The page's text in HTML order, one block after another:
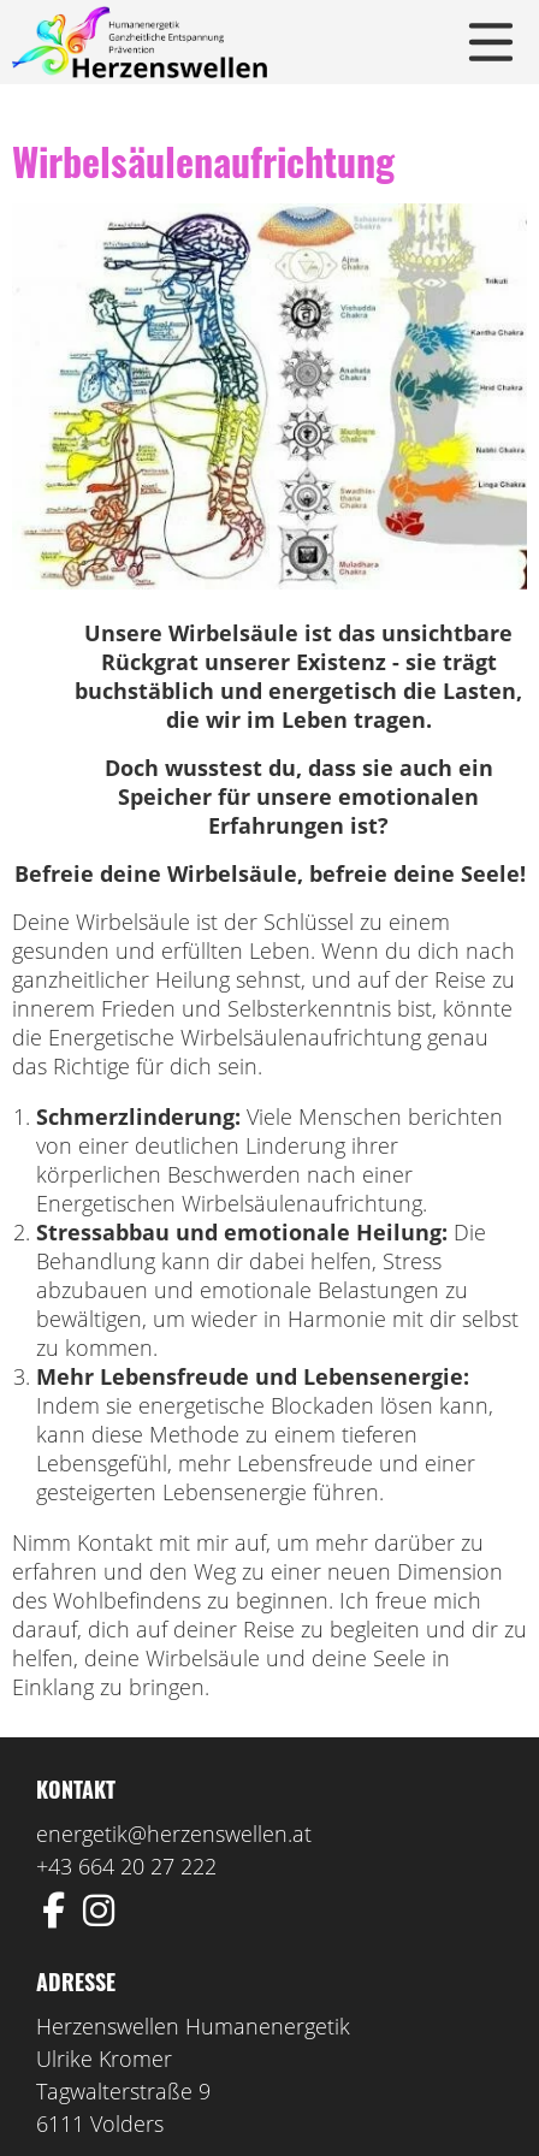
Wirbelsäulenaufrichtung
Unsere Wirbelsäule ist das unsichtbare
Rückgrat unserer Existenz - sie trägt
buchstäblich und energetisch die Lasten,
die wir im Leben tragen.
Doch wusstest du, dass sie auch ein
Speicher für unsere emotionalen
Erfahrungen ist?
Befreie deine Wirbelsäule, befreie deine Seele!
Deine Wirbelsäule ist der Schlüssel zu einem
gesunden und erfüllten Leben. Wenn du dich nach
ganzheitlicher Heilung sehnst, und auf der Reise zu
innerem Frieden und Selbsterkenntnis bist, könnte
die Energetische Wirbelsäulenaufrichtung genau
das Richtige für dich sein.
Schmerzlinderung: Viele Menschen berichten
von einer deutlichen Linderung ihrer
körperlichen Beschwerden nach einer
Energetischen Wirbelsäulenaufrichtung.
Stressabbau und emotionale Heilung: Die
Behandlung kann dir dabei helfen, Stress
abzubauen und emotionale Belastungen zu
bewältigen, um wieder in Harmonie mit dir selbst
zu kommen.
Mehr Lebensfreude und Lebensenergie:
Indem sie energetische Blockaden lösen kann,
kann diese Methode zu einem tieferen
Lebensgefühl, mehr Lebensfreude und einer
gesteigerten Lebensenergie führen.
Nimm Kontakt mit mir auf, um mehr darüber zu
erfahren und den Weg zu einer neuen Dimension
des Wohlbefindens zu beginnen. Ich freue mich
darauf, dich auf deiner Reise zu begleiten und dir zu
helfen, deine Wirbelsäule und deine Seele in
Einklang zu bringen.
KONTAKT
energetik@herzenswellen.at
+43 664 20 27 222
ADRESSE
Herzenswellen Humanenergetik
Ulrike Kromer
Tagwalterstraße 9
6111 Volders